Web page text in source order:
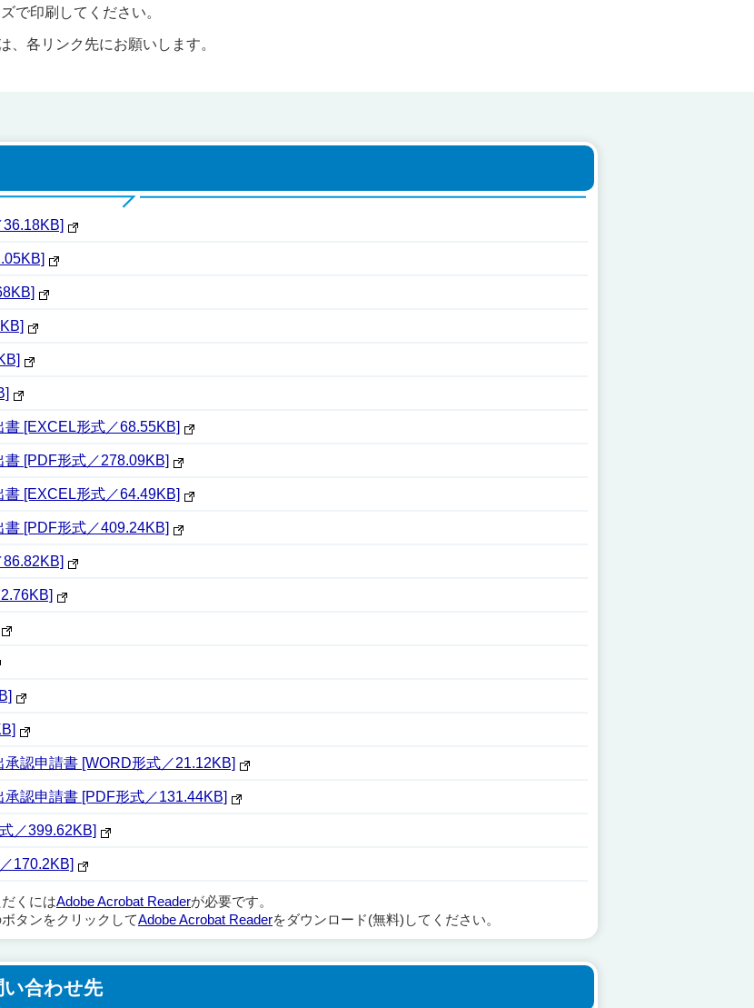
で印刷してください。
、各リンク先にお願いします。
[EXCEL形式／68.55KB]
[PDF形式／278.09KB]
[EXCEL形式／64.49KB]
[PDF形式／409.24KB]
認申請書 [WORD形式／21.12KB]
認申請書 [PDF形式／131.44KB]
／399.62KB]
170.2KB]
くにはAdobe Acrobat Readerが必要です。
タンをクリックしてAdobe Acrobat Readerをダウンロード(無料)してください。
合わせ先